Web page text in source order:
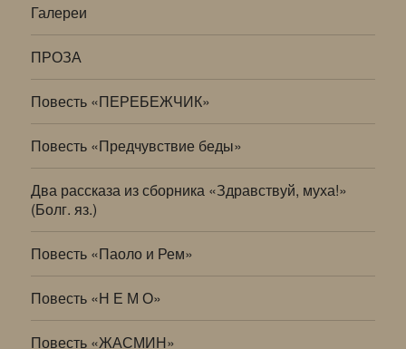
Галереи
ПРОЗА
Повесть «ПЕРЕБЕЖЧИК»
Повесть «Предчувствие беды»
Два рассказа из сборника «Здравствуй, муха!»
(Болг. яз.)
Повесть «Паоло и Рем»
Повесть «Н Е М О»
Повесть «ЖАСМИН»